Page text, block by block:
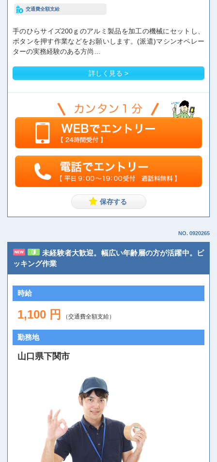
交通費全額支給
手のひらサイズ200ｇのアルミ製品を加工の機械にセットし、
ボタンを押す作業などをお願いします。(派遣)マシンオペレー
ターの実務経験のある方尚…
詳しく見る >
NO. 0920265
未経験者大歓迎。幅広い年齢層の方が活躍中。ピ
ッキング作業
時給
1,100 円 （交通費全額支給）
勤務地
山口県下関市